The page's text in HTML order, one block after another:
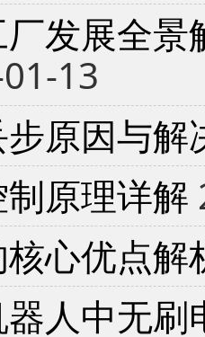
发展全
13
原因与解
原理详解
心优点解
人中无